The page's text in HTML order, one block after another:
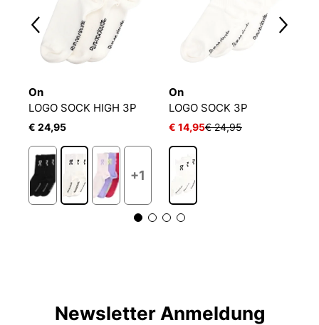
On
LOGO SOCK HIGH 3P
€ 24,95
+1
On
LOGO SOCK 3P
€ 14,95€ 24,95
Newsletter Anmeldung